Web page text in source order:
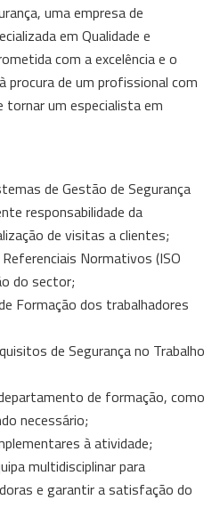
uma empresa de
em Qualidade e
com a excelência e o
procura de um profissional com
tornar um especialista em
de Gestão de Segurança
responsabilidade da
de visitas a clientes;
Normativos (ISO
do sector;
Formação dos trabalhadores
de Segurança no Trabalho
de formação, como
necessário;
à atividade;
multidisciplinar para
e garantir a satisfação do